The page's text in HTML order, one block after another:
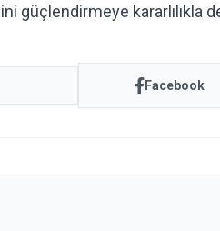
güçlendirmeye kararlılıkla
Facebook